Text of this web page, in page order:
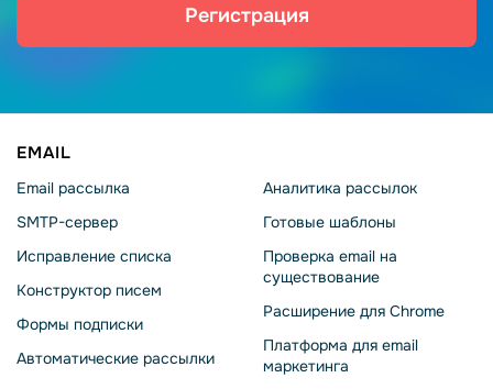
Регистрация
EMAIL
Email рассылка
SMTP-сервер
Исправление списка
Конструктор писем
Формы подписки
Автоматические рассылки
Аналитика рассылок
Готовые шаблоны
Проверка email на
существование
Расширение для Chrome
Платформа для email
маркетинга